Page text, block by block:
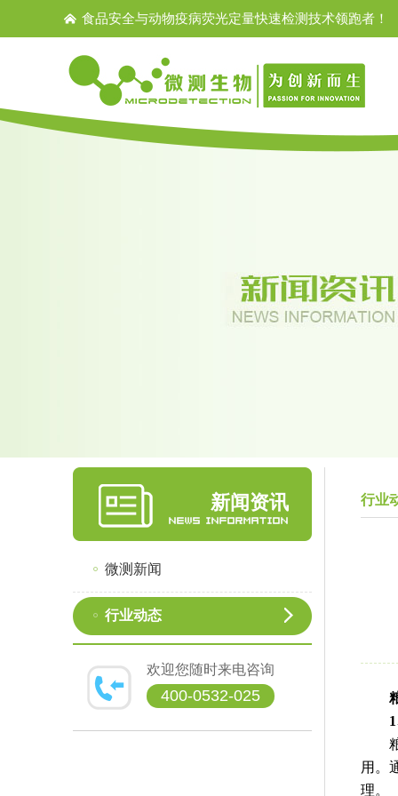
食品安全与动物疫病荧光定量快速检测技术领跑者！
新闻资讯
微测新闻
行业动态
欢迎您随时来电咨询
400-0532-025
行业
粮
用。
理。